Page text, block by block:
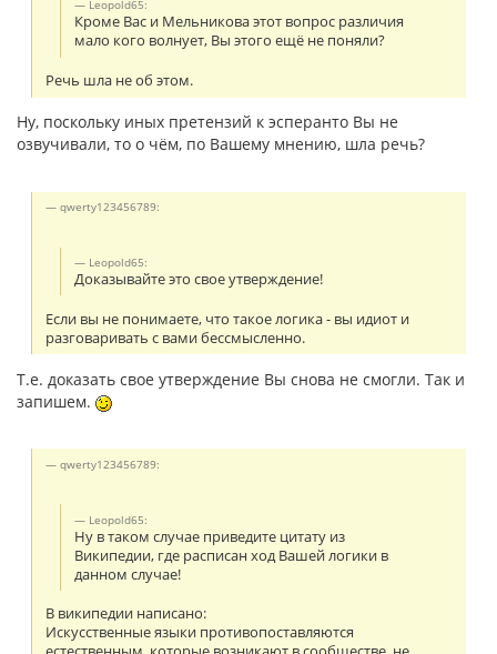
Leopold65:
Кроме Вас и Мельникова этот вопрос различия
мало кого волнует, Вы этого ещё не поняли?
Речь шла не об этом.
Ну, поскольку иных претензий к эсперанто Вы не
озвучивали, то о чём, по Вашему мнению, шла речь?
qwerty123456789:
Leopold65:
Доказывайте это свое утверждение!
Если вы не понимаете, что такое логика - вы идиот и
разговаривать с вами бессмысленно.
Т.е. доказать свое утверждение Вы снова не смогли. Так и
запишем.
qwerty123456789:
Leopold65:
Ну в таком случае приведите цитату из
Википедии, где расписан ход Вашей логики в
данном случае!
В википедии написано:
Искусственные языки противопоставляются